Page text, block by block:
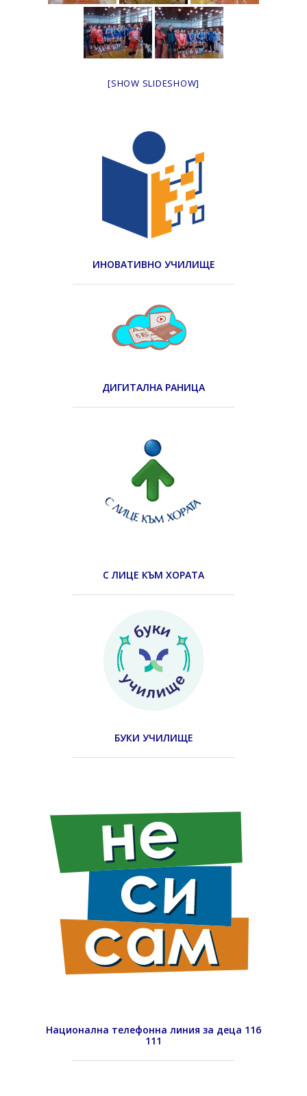
[SHOW SLIDESHOW]
ИНОВАТИВНО УЧИЛИЩЕ
ДИГИТАЛНА РАНИЦА
С ЛИЦЕ КЪМ ХОРАТА
БУКИ УЧИЛИЩЕ
Национална телефонна линия за деца 116
111